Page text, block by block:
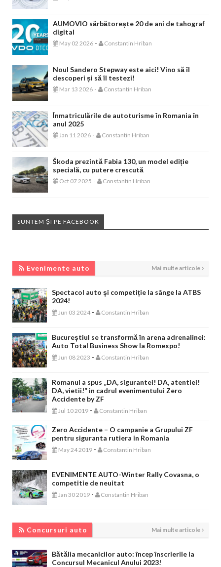
AUMOVIO sărbătorește 20 de ani de tahograf
digital
May 02 2026 - Constantin Hriban
Noul Sandero Stepway este aici! Vino să îl
descoperi și să îl testezi!
Mar 13 2026 - Constantin Hriban
Înmatriculările de autoturisme în Romania în
anul 2025
Jan 11 2026 - Constantin Hriban
Škoda prezintă Fabia 130, un model ediție
specială, cu putere crescută
Oct 07 2025 - Constantin Hriban
SUNTEM ȘI PE FACEBOOK
Evenimente auto Mai multe articole
Spectacol auto și competiție la sânge la ATBS
2024!
Jun 03 2024 - Constantin Hriban
Bucureștiul se transformă în arena adrenalinei:
Auto Total Business Show la Romexpo!
Jun 08 2023 - Constantin Hriban
Romanul a spus „DA, sigurantei! DA, atentiei!
DA, vietii!” in cadrul evenimentului Zero
Accidente by ZF
Jul 10 2019 - Constantin Hriban
Zero Accidente – O campanie a Grupului ZF
pentru siguranta rutiera in Romania
May 24 2019 - Constantin Hriban
EVENIMENTE AUTO-Winter Rally Covasna, o
competitie de neuitat
Jan 30 2019 - Constantin Hriban
Concursuri auto Mai multe articole
Bătălia mecanicilor auto: încep înscrierile la
Concursul Mecanicul Anului 2023!